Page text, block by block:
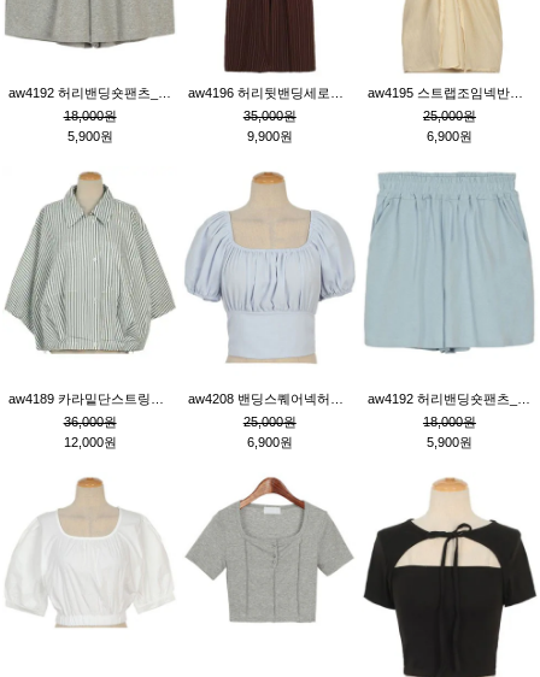
18,000원
5,900원
35,000원
9,900원
25,000원
6,900원
36,000원
12,000원
25,000원
6,900원
18,000원
5,900원